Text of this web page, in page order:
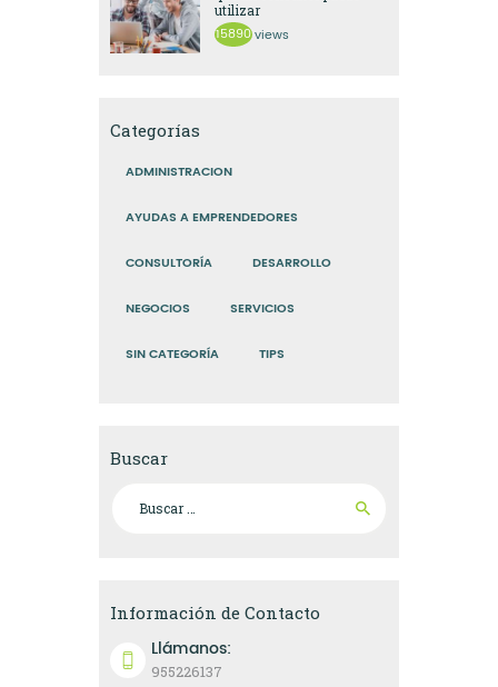
utilizar
15890 views
Categorías
ADMINISTRACION
AYUDAS A EMPRENDEDORES
CONSULTORÍA DESARROLLO
NEGOCIOS SERVICIOS
SIN CATEGORÍA TIPS
Buscar
Información de Contacto
Llámanos:
955226137